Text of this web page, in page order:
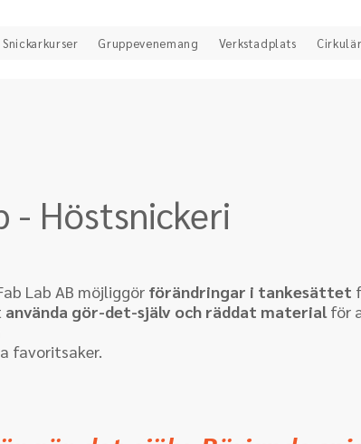
Snickarkurser Gruppevenemang Verkstadplats
- Höstsnickeri
Lab AB möjliggör förändringar i tankesättet
använda gör-det-själv och räddat material för
favoritsaker.